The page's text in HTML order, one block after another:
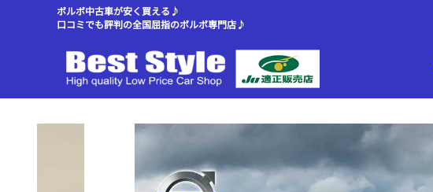
ボルボ中古車が安く買える♪
口コミでも評判の全国屈指のボルボ専門店♪